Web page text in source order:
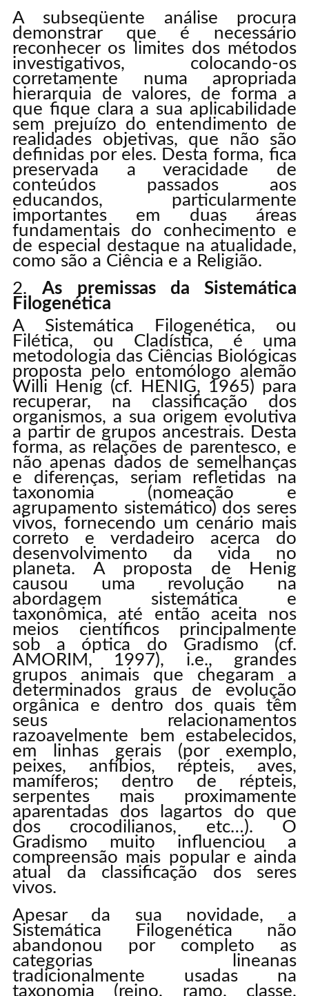
A subseqüente análise procura
demonstrar que é necessário
reconhecer os limites dos métodos
investigativos, colocando-os
corretamente numa apropriada
hierarquia de valores, de forma a
que fique clara a sua aplicabilidade
sem prejuízo do entendimento de
realidades objetivas, que não são
definidas por eles. Desta forma, fica
preservada a veracidade de
conteúdos passados aos
educandos, particularmente
importantes em duas áreas
fundamentais do conhecimento e
de especial destaque na atualidade,
como são a Ciência e a Religião.
As premissas da Sistemática
Filogenética
A Sistemática Filogenética, ou
Filética, ou Cladística, é uma
metodologia das Ciências Biológicas
proposta pelo entomólogo alemão
Willi Henig (cf. HENIG, 1965) para
recuperar, na classificação dos
organismos, a sua origem evolutiva
a partir de grupos ancestrais. Desta
forma, as relações de parentesco, e
não apenas dados de semelhanças
e diferenças, seriam refletidas na
taxonomia (nomeação e
agrupamento sistemático) dos seres
vivos, fornecendo um cenário mais
correto e verdadeiro acerca do
desenvolvimento da vida no
planeta. A proposta de Henig
causou uma revolução na
abordagem sistemática e
taxonômica, até então aceita nos
meios científicos principalmente
sob a óptica do Gradismo (cf.
AMORIM, 1997), i.e., grandes
grupos animais que chegaram a
determinados graus de evolução
orgânica e dentro dos quais têm
seus relacionamentos
razoavelmente bem estabelecidos,
em linhas gerais (por exemplo,
peixes, anfíbios, répteis, aves,
mamíferos; dentro de répteis,
serpentes mais proximamente
aparentadas dos lagartos do que
dos crocodilianos, etc…). O
Gradismo muito influenciou a
compreensão mais popular e ainda
atual da classificação dos seres
vivos.
Apesar da sua novidade, a
Sistemática Filogenética não
abandonou por completo as
categorias lineanas
tradicionalmente usadas na
taxonomia (reino, ramo, classe,